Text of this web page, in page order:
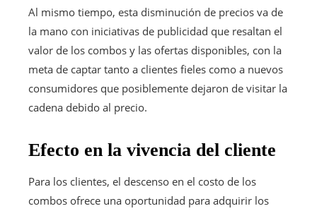
Al mismo tiempo, esta disminución de precios va de
la mano con iniciativas de publicidad que resaltan el
valor de los combos y las ofertas disponibles, con la
meta de captar tanto a clientes fieles como a nuevos
consumidores que posiblemente dejaron de visitar la
cadena debido al precio.
Efecto en la vivencia del cliente
Para los clientes, el descenso en el costo de los
combos ofrece una oportunidad para adquirir los